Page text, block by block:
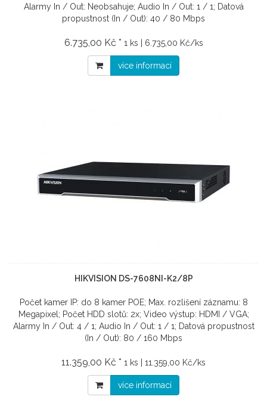
Alarmy In / Out: Neobsahuje; Audio In / Out: 1 / 1; Datová
propustnost (In / Out): 40 / 80 Mbps
6.735,00 Kč * 1 ks | 6.735,00 Kč/ks
více informací
HIKVISION DS-7608NI-K2/8P
Počet kamer IP: do 8 kamer POE; Max. rozlišení záznamu: 8
Megapixel; Počet HDD slotů: 2x; Video výstup: HDMI / VGA;
Alarmy In / Out: 4 / 1; Audio In / Out: 1 / 1; Datová propustnost
(In / Out): 80 / 160 Mbps
11.359,00 Kč * 1 ks | 11.359,00 Kč/ks
více informací